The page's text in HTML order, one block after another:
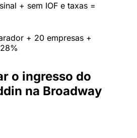
+ sem IOF e taxas =
+ 20 empresas +
o ingresso do
na Broadway